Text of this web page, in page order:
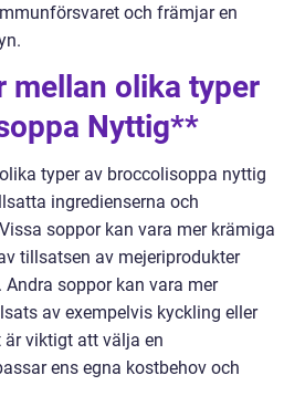
och främjar en
mellan olika typer
Nyttig**
typer av broccolisoppa nyttig
ingredienserna och
soppor kan vara mer krämiga
tillsatsen av mejeriprodukter
soppor kan vara mer
av exempelvis kyckling eller
är viktigt att välja en
ens egna kostbehov och